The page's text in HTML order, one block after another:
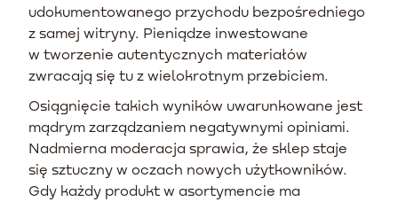
udokumentowanego przychodu bezpośredniego
z samej witryny. Pieniądze inwestowane
w tworzenie autentycznych materiałów
zwracają się tu z wielokrotnym przebiciem.
Osiągnięcie takich wyników uwarunkowane jest
mądrym zarządzaniem negatywnymi opiniami.
Nadmierna moderacja sprawia, że sklep staje
się sztuczny w oczach nowych użytkowników.
Gdy każdy produkt w asortymencie ma